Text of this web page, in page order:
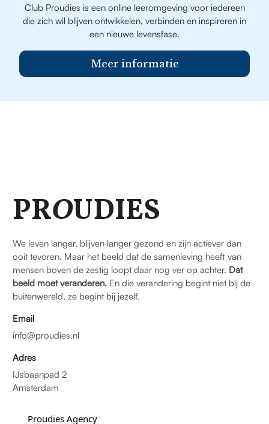
Club Proudies is een online leeromgeving voor iedereen
die zich wil blijven ontwikkelen, verbinden en inspireren in
een nieuwe levensfase.
Meer informatie
PROUDIES
We leven langer, blijven langer gezond en zijn actiever dan
ooit tevoren. Maar het beeld dat de samenleving heeft van
mensen boven de zestig loopt daar nog ver op achter. Dat
beeld moet veranderen. En die verandering begint niet bij de
buitenwereld, ze begint bij jezelf.
Email
info@proudies.nl
Adres
IJsbaanpad 2
Amsterdam
Proudies Agency